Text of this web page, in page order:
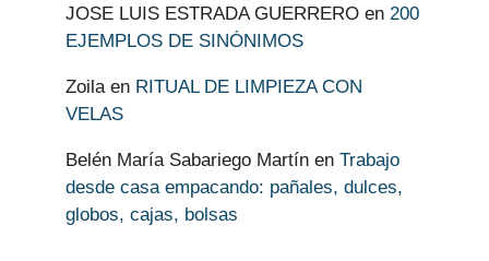
JOSE LUIS ESTRADA GUERRERO en 200
EJEMPLOS DE SINÓNIMOS
Zoila en RITUAL DE LIMPIEZA CON
VELAS
Belén María Sabariego Martín en Trabajo
desde casa empacando: pañales, dulces,
globos, cajas, bolsas